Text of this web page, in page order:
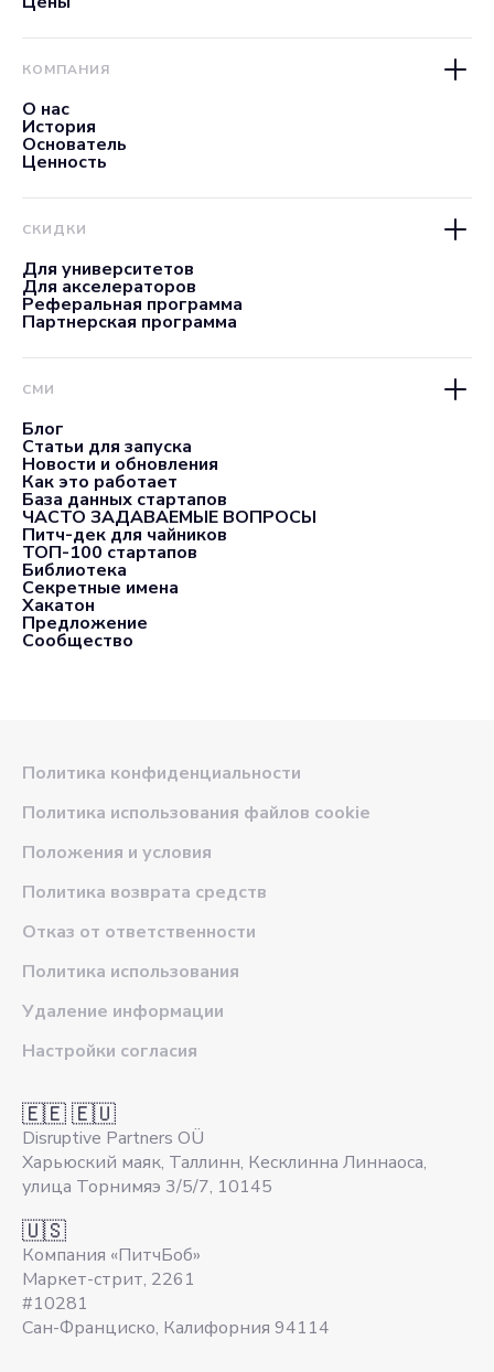
КОМПАНИЯ
О нас
История
Основатель
Ценность
СКИДКИ
Для университетов
Для акселераторов
Реферальная программа
Партнерская программа
СМИ
Блог
Статьи для запуска
Новости и обновления
Как это работает
База данных стартапов
ЧАСТО ЗАДАВАЕМЫЕ ВОПРОСЫ
Питч-дек для чайников
ТОП-100 стартапов
Библиотека
Секретные имена
Хакатон
Предложение
Сообщество
Политика конфиденциальности
Политика использования файлов cookie
Положения и условия
Политика возврата средств
Отказ от ответственности
Политика использования
Удаление информации
Настройки согласия
🇪🇪 🇪🇺
Disruptive Partners OÜ
Харьюский маяк, Таллинн, Кесклинна Линнаоса,
улица Торнимяэ 3/5/7, 10145
🇺🇸
Компания «ПитчБоб»
Маркет-стрит, 2261
#10281
Сан-Франциско, Калифорния 94114